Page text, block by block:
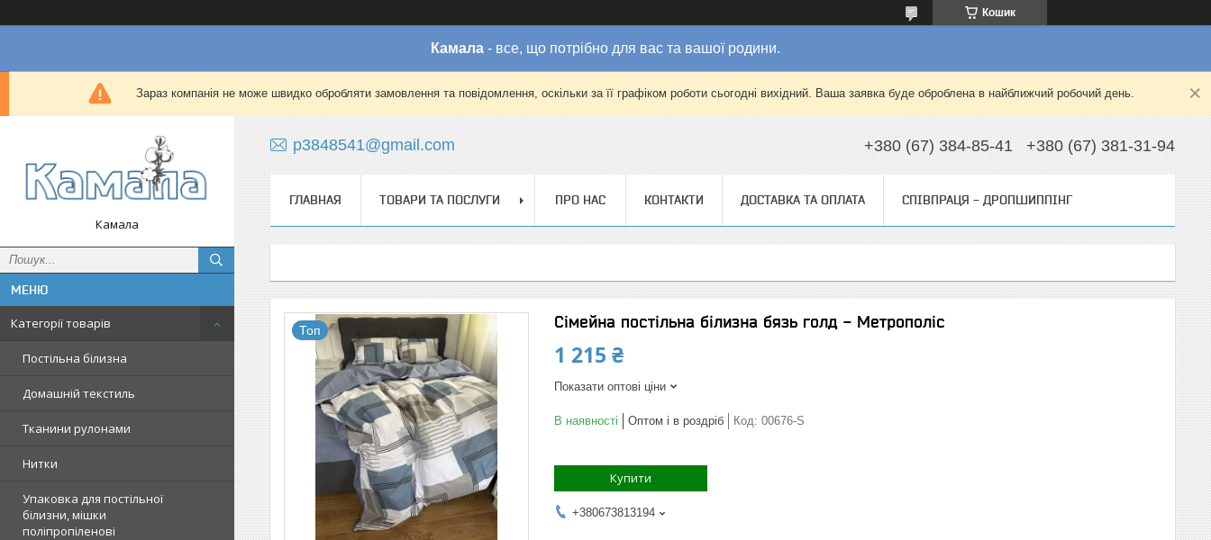
Кошик
Камала - все, що потрібно для вас та вашої родини.
Зараз компанія не може швидко обробляти замовлення та повідомлення, оскільки за її графіком роботи сьогодні вихідний. Ваша заявка буде оброблена в найближчий робочий день.
Камала
Категорії товарів
Постільна білизна
Домашній текстиль
Тканини рулонами
Нитки
Упаковка для постільної
білизни, мішки
поліпропіленові
p3848541@gmail.com +380 (67) 384-85-41 +380 (67) 381-31-94
ГЛАВНАЯ ТОВАРИ ТА ПОСЛУГИ ПРО НАС КОНТАКТИ ДОСТАВКА ТА ОПЛАТА СПІВПРАЦЯ - ДРОПШИППІНГ
Топ Сімейна постільна білизна бязь голд - Метрополіс
1 215 ₴
Показати оптові ціни
В наявності Оптом і в роздріб Код: 00676-S
Купити
+380673813194